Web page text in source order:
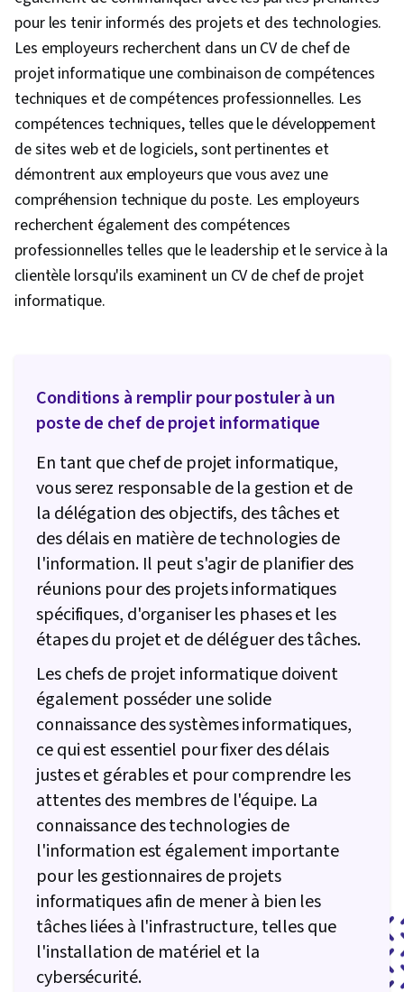
Développement agile de produits,
Méthodologie de la cascade, Influence,
Exigences relatives aux produits, Méthodologie
agile, Objectifs intelligents, Jalons (gestion de
projet), Documentation du projet, Facilitation de
réunions, Planification de la communication,
Engagement des parties prenantes, Gestion
des parties prenantes, L'activation de l'IA,
Facilitation de la discussion, Gestion des
risques, Réflexion stratégique, Coordination du
projet, Contrôle des projets, Récit de données,
Gestion des risques liés aux projets, Mise en
prenantes, Fixation des objectifs, Cadres de
responsabilité, Mesure de la performance,
Outils d'ingénierie rapide, Rédaction
commerciale, Gestion des ressources, Analyse
coûts-avantages, Développement
professionnel, L'image de marque,
Connaissance de l'IA, Ingénierie rapide, Google
Gemini, IA générative, Estimation du projet,
Marchés publics, Atténuation des risques,
Budgétisation, Gestion du budget, Gestion des
documents, Calendriers des projets, Cadre de
gestion des risques, Gestion des coûts,
Estimation des coûts, Estimation
pour les tenir informés des projets et des technologies.
Les employeurs recherchent dans un CV de chef de
projet informatique une combinaison de compétences
techniques et de compétences professionnelles. Les
compétences techniques, telles que le développement
de sites web et de logiciels, sont pertinentes et
démontrent aux employeurs que vous avez une
compréhension technique du poste. Les employeurs
recherchent également des compétences
professionnelles telles que le leadership et le service à la
clientèle lorsqu'ils examinent un CV de chef de projet
informatique.
Conditions à remplir pour postuler à un
poste de chef de projet informatique
En tant que chef de projet informatique,
vous serez responsable de la gestion et de
la délégation des objectifs, des tâches et
des délais en matière de technologies de
l'information. Il peut s'agir de planifier des
réunions pour des projets informatiques
spécifiques, d'organiser les phases et les
étapes du projet et de déléguer des tâches.
Les chefs de projet informatique doivent
également posséder une solide
connaissance des systèmes informatiques,
ce qui est essentiel pour fixer des délais
justes et gérables et pour comprendre les
attentes des membres de l'équipe. La
connaissance des technologies de
l'information est également importante
pour les gestionnaires de projets
informatiques afin de mener à bien les
tâches liées à l'infrastructure, telles que
l'installation de matériel et la
cybersécurité.